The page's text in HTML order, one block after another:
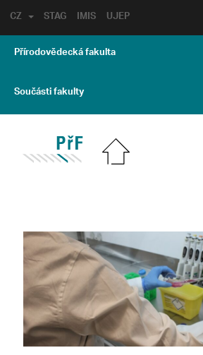
STAG IMIS UJEP
CZ
Přírodovědecká fakulta
Součásti fakulty